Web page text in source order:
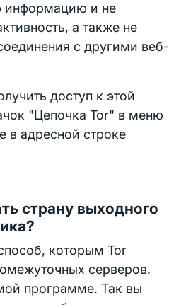
информацию и не
а также не
с другими веб-
доступ к этой
"Цепочка Tor" в меню
в адресной строке
страну выходного
которым Tor
серверов.
программе. Так вы